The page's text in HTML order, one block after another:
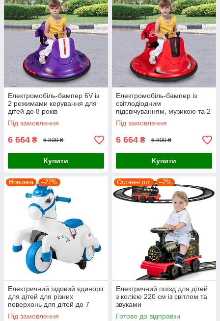
Електромобіль-бампер 6V із
2 режимами керування для
дітей до 8 років
Під замовлення
6 664 ₴ 6 800 ₴
Купити
Електромобіль-бампер із
світлодіодним
підсвічуванням, музикою та 2
режимами управління
Під замовлення
6 664 ₴ 6 800 ₴
Купити
Новинка –22%
Електричний їздовий єдиноріг
для дітей для різних
поверхонь для дітей до 7
років
Під замовлення
Останні шт. –2%
Електричний поїзд для дітей
з колією 220 см із світлом та
звуками
Готово до відправки